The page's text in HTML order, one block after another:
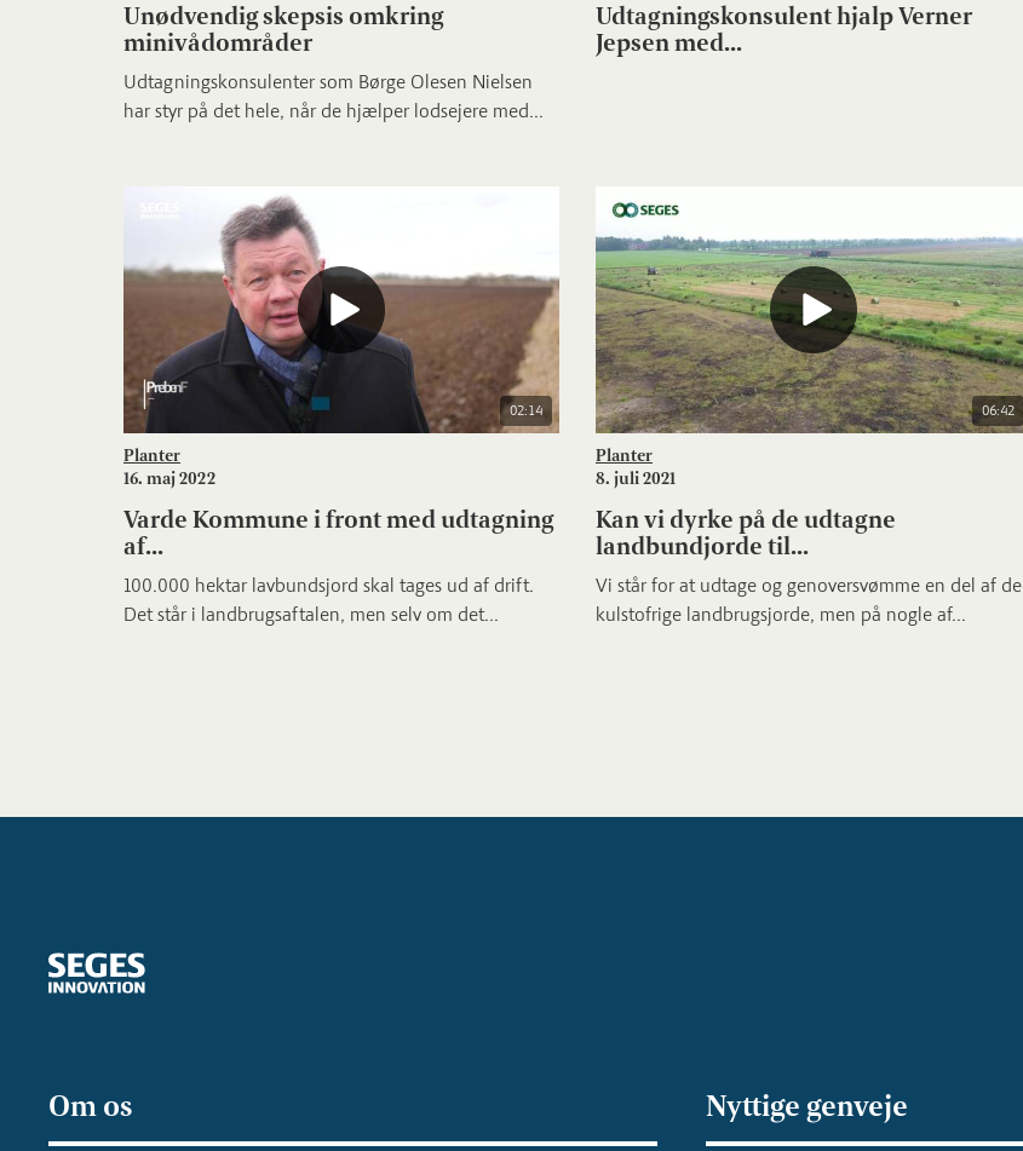
Unødvendig skepsis omkring
minivådområder
Udtagningskonsulenter som Børge Olesen Nielsen
har styr på det hele, når de hjælper lodsejere med...
Udtagningskonsulent hjalp Verner
Jepsen med...
02:14
Planter
16. maj 2022
Varde Kommune i front med udtagning
af...
100.000 hektar lavbundsjord skal tages ud af drift.
Det står i landbrugsaftalen, men selv om det...
06:42
Planter
8. juli 2021
Kan vi dyrke på de udtagne
landbundjorde til...
Vi står for at udtage og genoversvømme en del af de
kulstofrige landbrugsjorde, men på nogle af...
Om os Nyttige genveje